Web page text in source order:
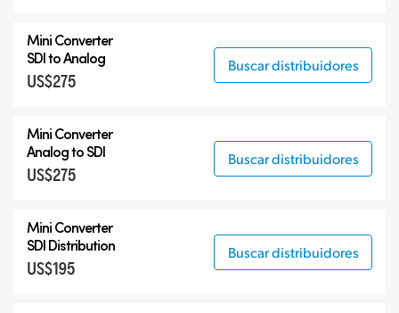
Mini Converter
SDI to Analog
US$275
Buscar distribuidores
Mini Converter
Analog to SDI
US$275
Buscar distribuidores
Mini Converter
SDI Distribution
US$195
Buscar distribuidores